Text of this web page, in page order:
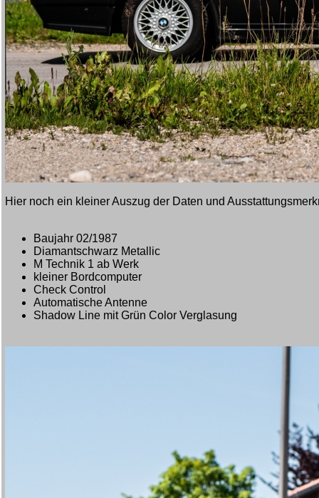
Hier noch ein kleiner Auszug der Daten und
Baujahr 02/1987
Diamantschwarz Metallic
M Technik 1 ab Werk
kleiner Bordcomputer
Check Control
Automatische Antenne
Shadow Line mit Grün Color Verglasung